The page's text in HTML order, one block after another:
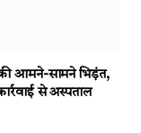
आमने-सामने भिड़ंत,
से अस्पताल